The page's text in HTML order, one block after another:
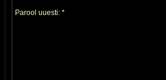
Parool uuesti: *